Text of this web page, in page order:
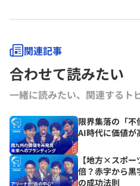
関連記事
合わせて読みたい
一緒に読みたい、関連するト
限界集落の「不
AI時代に価値が
【地方×スポ
倍？赤字から黒
の成功法則